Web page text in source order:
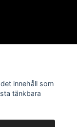
innehåll som
tänkbara